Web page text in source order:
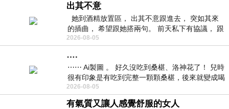
出其不意
她到酒精放置區， 出其不意跟進去， 突如其來
的插曲， 希望跟她搭兩句。 前天私下有協議， 跟
著阿弟丟拉基
2026-08-05
….
⋯⋯ Ai製圖 。 好久沒吃到桑椹、洛神花了！ 兒時
很有印象是有吃到完整一顆顆桑椹，後來就變成喝
桑椹汁。 現在是連喝都沒喝
2026-08-05
有氣質又讓人感覺舒服的女人